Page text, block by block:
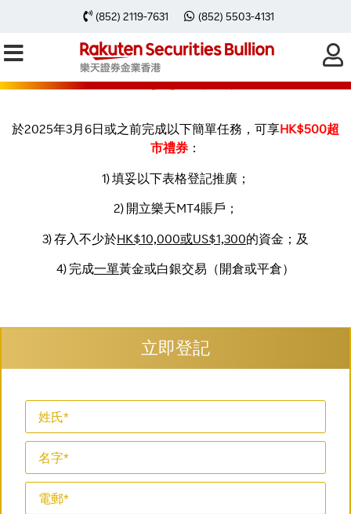
(852) 2119-7631 (852) 5503-4131
樂天證券金業網上講座特別開
戶及交易推廣
於2025年3月6日或之前完成以下簡單任務，可享HK$500超
市禮券 ：
1) 填妥以下表格登記推廣；
2) 開立樂天MT4賬戶；
3) 存入不少於HK$10,000或US$1,300的資金；及
4) 完成一單黃金或白銀交易（開倉或平倉）
立即登記